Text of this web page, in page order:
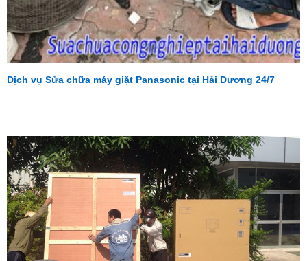
Dịch vụ Sửa chữa máy giặt Panasonic tại Hải Dương 24/7